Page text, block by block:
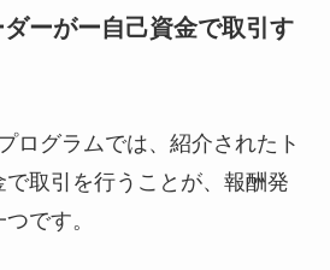
ーがー自己資金で取引す
ログラムでは、紹介されたト
取引を行うことが、報酬発
です。